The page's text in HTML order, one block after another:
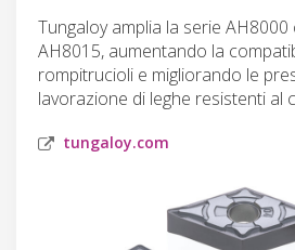
Tungaloy amplia la serie
AH8015, aumentando la
rompitrucioli e migliorando le
lavorazione di leghe resistenti al
tungaloy.com